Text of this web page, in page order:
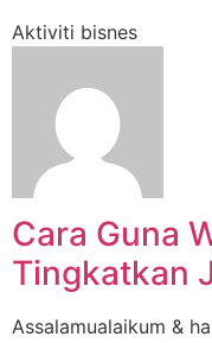
Aktiviti bisnes
Cara Guna
Tingkatkan
Assalamualaikum &